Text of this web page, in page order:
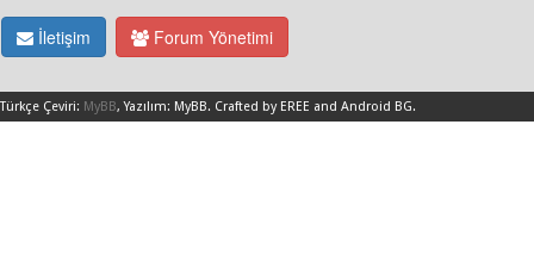
İletişim Forum Yönetimi
Türkçe Çeviri: MyBB, Yazılım: MyBB. Crafted by EREE and Android BG.